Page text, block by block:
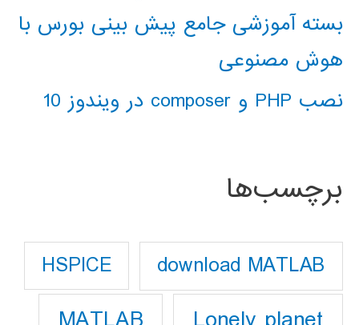
بسته آموزشی جامع پیش بینی بورس با
هوش مصنوعی
نصب PHP و composer در ویندوز 10
برچسب‌ها
download MATLAB
HSPICE